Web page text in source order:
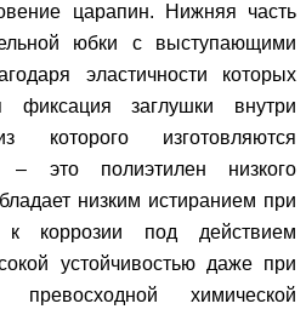
царапин. Нижняя часть
юбки с выступающими
эластичности которых
фиксация заглушки внутри
изготовляются
– это полиэтилен низкого
низким истиранием при
к коррозии под действием
устойчивостью даже при
превосходной химической